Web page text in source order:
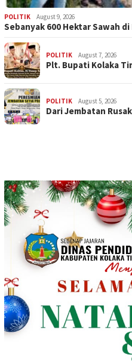
POLITIK August 9, 2026
Sebanyak 600 Hektar Sawah
POLITIK August 7, 2026
Plt. Bupati Kolaka
POLITIK August 5, 2026
Dari Jembatan